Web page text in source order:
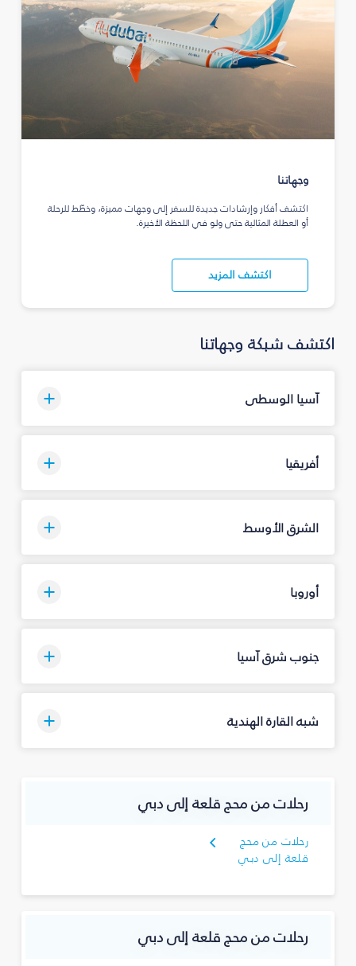
وجهاتنا
اكتشف أفكار وإرشادات جديدة للسفر إلى وجهات مميزة، وخطّط للرحلة
أو العطلة المثالية حتى ولو في اللحظة الأخيرة.
اكتشف المزيد
اكتشف شبكة وجهاتنا
آسيا الوسطى
أفريقيا
الشرق الأوسط
أوروبا
جنوب شرق آسيا
شبه القارة الهندية
رحلات من محج قلعة إلى دبي
رحلات من محج
قلعة إلى دبي
رحلات من محج قلعة إلى دبي